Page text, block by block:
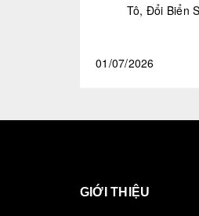
Tô, Đổi Biển
01/07/2026
GIỚI THIỆU